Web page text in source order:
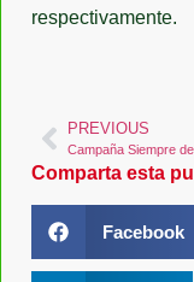
respectivamente.
PREVIOUS
Campaña Siempre
Comparta esta
Facebook